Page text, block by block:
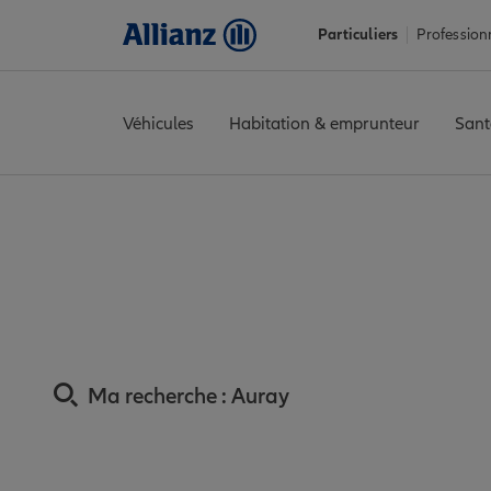
Particuliers
Véhicules Habitation & emprunteur
Ma recherche : Auray